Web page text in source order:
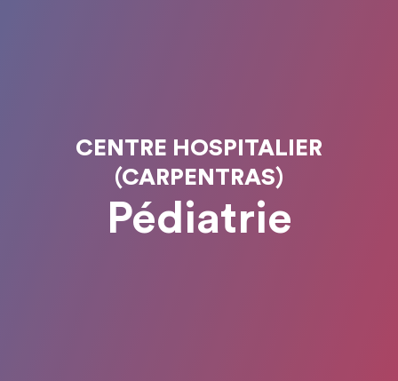
CENTRE HOSPITALIER
(CARPENTRAS)
Pédiatrie